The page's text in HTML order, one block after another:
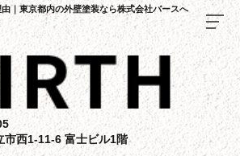
｜東京都内の外壁塗装なら株式会社バースへ
市西1-11-6 富士ビル1階
の流れ